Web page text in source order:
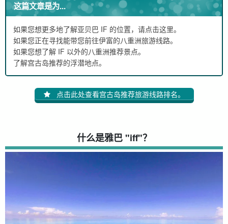
这篇文章是为...
如果您想更多地了解亚贝巴 IF 的位置，请点击这里。
如果您正在寻找能带您前往伊富的八重洲旅游线路。
如果您想了解 IF 以外的八重洲推荐景点。
了解宫古岛推荐的浮潜地点。
点击此处查看宫古岛推荐旅游线路排名。
什么是雅巴 "iff"？